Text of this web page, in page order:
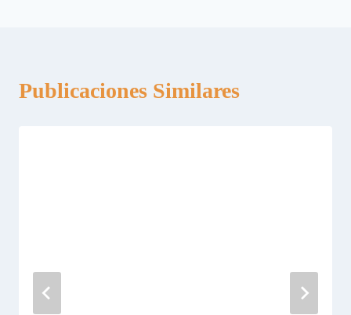
Publicaciones Similares